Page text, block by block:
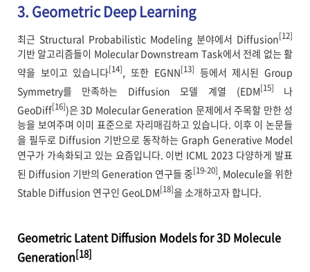
3. Geometric Deep Learning
최근 Structural Probabilistic Modeling 분야에서 Diffusion[12]
기반 알고리즘들이 Molecular Downstream Task에서 전례 없는 활
약을 보이고 있습니다[14] , 또한 EGNN[13] 등에서 제시된 Group
Symmetry를 만족하는 Diffusion 모델 계열 (EDM[15] 나
GeoDiff[16])은 3D Molecular Generation 문제에서 주목할 만한 성
능을 보여주며 이미 표준으로 자리매김하고 있습니다. 이후 이 논문들
을 필두로 Diffusion 기반으로 동작하는 Graph Generative Model
연구가 가속화되고 있는 요즘입니다. 이번 ICML 2023 다양하게 발표
된 Diffusion 기반의 Generation 연구들 중[19-20] , Molecule을 위한
Stable Diffusion 연구인 GeoLDM[18]을 소개하고자 합니다.
Geometric Latent Diffusion Models for 3D Molecule
Generation[18]